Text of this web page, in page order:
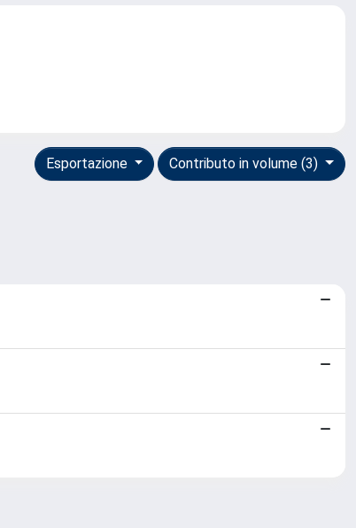
Contributo in volume (3)
Esportazione